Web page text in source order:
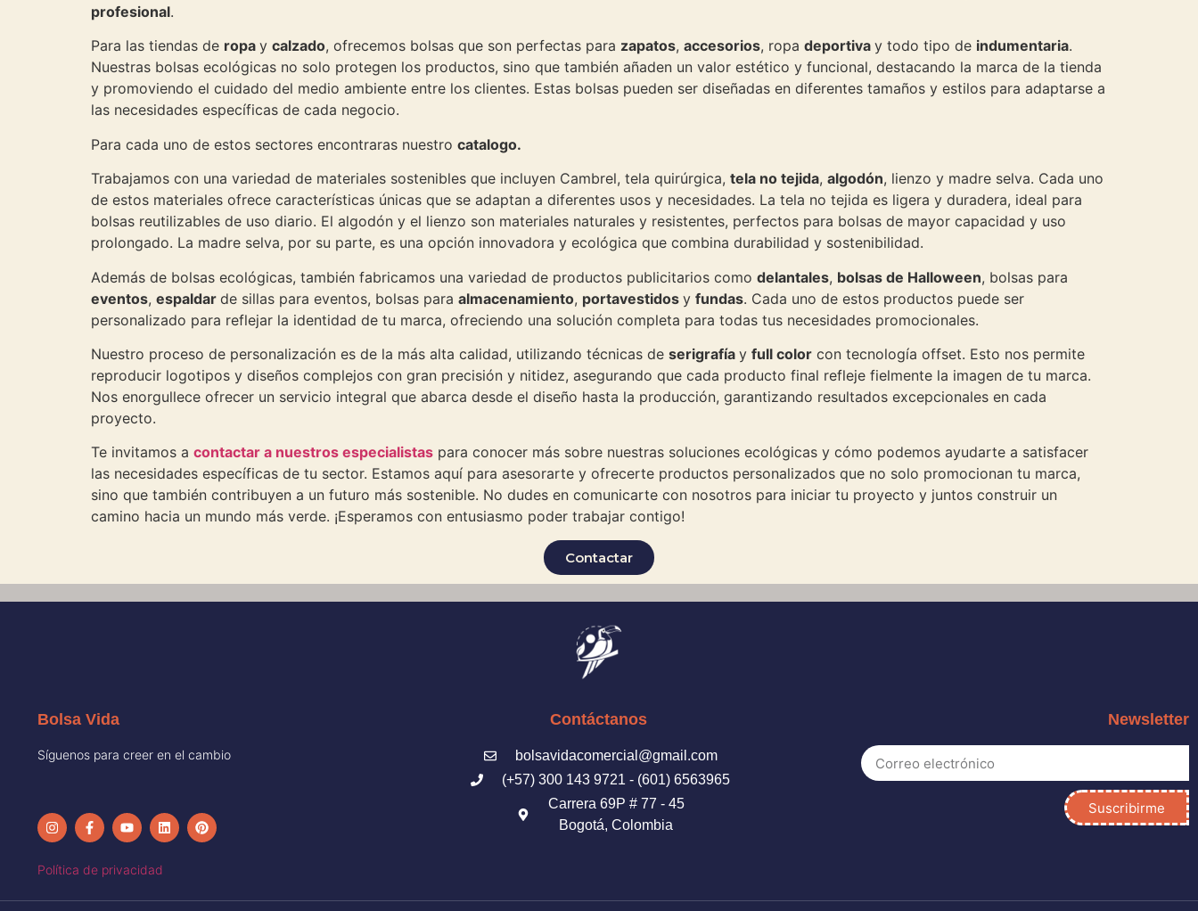
profesional.
Para las tiendas de ropa y calzado, ofrecemos bolsas que son perfectas para zapatos, accesorios, ropa deportiva y todo tipo de indumentaria.
Nuestras bolsas ecológicas no solo protegen los productos, sino que también añaden un valor estético y funcional, destacando la marca de la tienda
y promoviendo el cuidado del medio ambiente entre los clientes. Estas bolsas pueden ser diseñadas en diferentes tamaños y estilos para adaptarse a
las necesidades específicas de cada negocio.
Para cada uno de estos sectores encontraras nuestro catalogo.
Trabajamos con una variedad de materiales sostenibles que incluyen Cambrel, tela quirúrgica, tela no tejida, algodón, lienzo y madre selva. Cada uno
de estos materiales ofrece características únicas que se adaptan a diferentes usos y necesidades. La tela no tejida es ligera y duradera, ideal para
bolsas reutilizables de uso diario. El algodón y el lienzo son materiales naturales y resistentes, perfectos para bolsas de mayor capacidad y uso
prolongado. La madre selva, por su parte, es una opción innovadora y ecológica que combina durabilidad y sostenibilidad.
Además de bolsas ecológicas, también fabricamos una variedad de productos publicitarios como delantales, bolsas de Halloween, bolsas para
eventos, espaldar de sillas para eventos, bolsas para almacenamiento, portavestidos y fundas. Cada uno de estos productos puede ser
personalizado para reflejar la identidad de tu marca, ofreciendo una solución completa para todas tus necesidades promocionales.
Nuestro proceso de personalización es de la más alta calidad, utilizando técnicas de serigrafía y full color con tecnología offset. Esto nos permite
reproducir logotipos y diseños complejos con gran precisión y nitidez, asegurando que cada producto final refleje fielmente la imagen de tu marca.
Nos enorgullece ofrecer un servicio integral que abarca desde el diseño hasta la producción, garantizando resultados excepcionales en cada
proyecto.
Te invitamos a contactar a nuestros especialistas para conocer más sobre nuestras soluciones ecológicas y cómo podemos ayudarte a satisfacer
las necesidades específicas de tu sector. Estamos aquí para asesorarte y ofrecerte productos personalizados que no solo promocionan tu marca,
sino que también contribuyen a un futuro más sostenible. No dudes en comunicarte con nosotros para iniciar tu proyecto y juntos construir un
camino hacia un mundo más verde. ¡Esperamos con entusiasmo poder trabajar contigo!
Contactar
Bolsa Vida
Síguenos para creer en el cambio
Política de privacidad
Contáctanos
bolsavidacomercial@gmail.com
(+57) 300 143 9721 - (601) 6563965
Carrera 69P # 77 - 45
Bogotá, Colombia
Newsletter
Suscribirme